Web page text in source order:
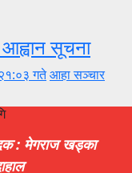
सूचना
गतेआहा सञ्चार
: मेगराज खड्का